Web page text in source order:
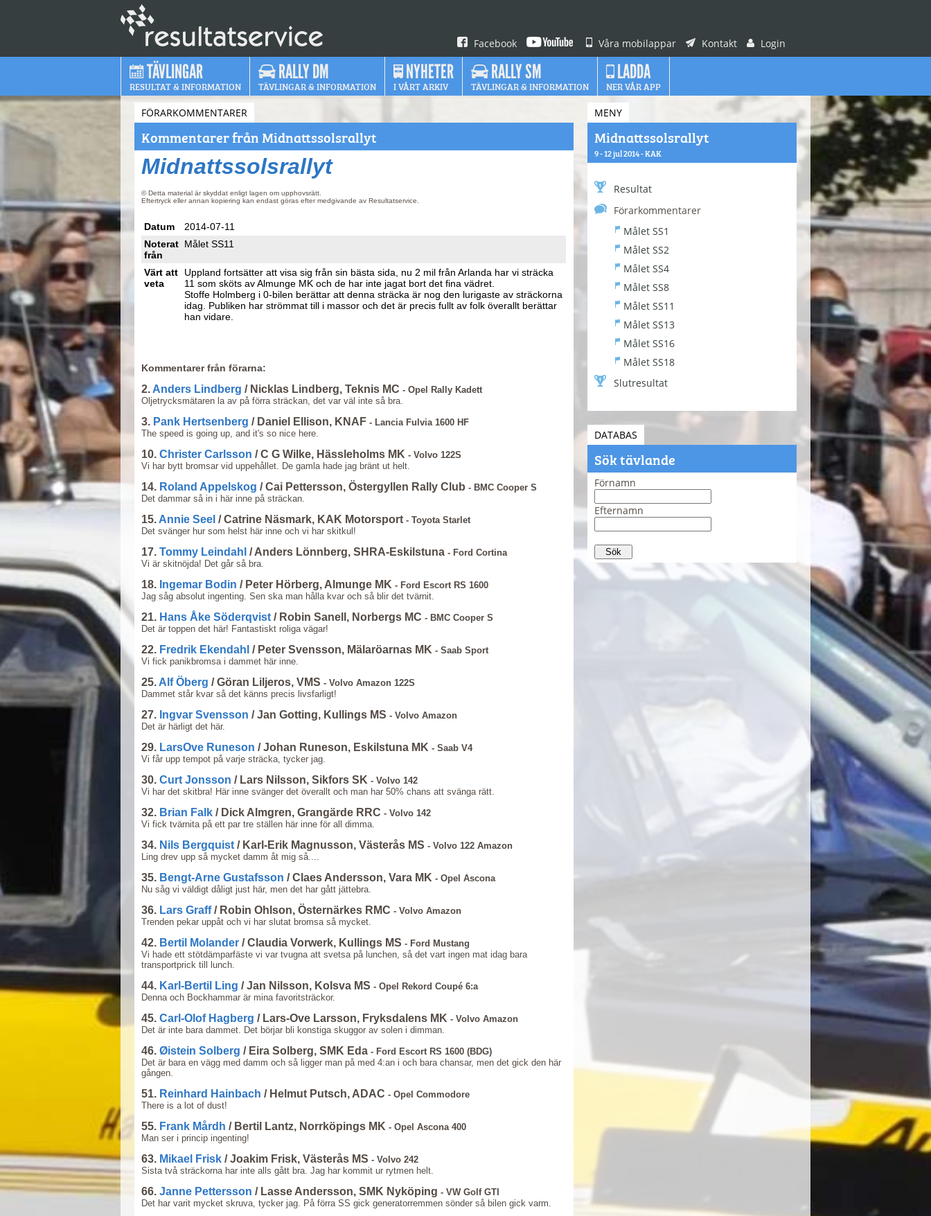
Facebook Våra mobilappar Kontakt Login
TÄVLINGAR
RESULTAT & INFORMATION
RALLY DM
TÄVLINGAR & INFORMATION
NYHETER
I VÅRT ARKIV
RALLY SM
TÄVLINGAR & INFORMATION
LADDA
NER VÅR APP
FÖRARKOMMENTARER
Kommentarer från Midnattssolsrallyt
Midnattssolsrallyt
© Detta material är skyddat enligt lagen om upphovsrätt.
Eftertryck eller annan kopiering kan endast göras efter medgivande av Resultatservice.
Datum
2014-07-11
Noterat
från
Målet SS11
Värt att
veta
Uppland fortsätter att visa sig från sin bästa sida, nu 2 mil från Arlanda har vi sträcka
11 som sköts av Almunge MK och de har inte jagat bort det fina vädret.
Stoffe Holmberg i 0-bilen berättar att denna sträcka är nog den lurigaste av sträckorna
idag. Publiken har strömmat till i massor och det är precis fullt av folk överallt berättar
han vidare.
Kommentarer från förarna:
2. Anders Lindberg / Nicklas Lindberg, Teknis MC - Opel Rally Kadett
Oljetrycksmätaren la av på förra sträckan, det var väl inte så bra.
3. Pank Hertsenberg / Daniel Ellison, KNAF - Lancia Fulvia 1600 HF
The speed is going up, and it's so nice here.
10. Christer Carlsson / C G Wilke, Hässleholms MK - Volvo 122S
Vi har bytt bromsar vid uppehållet. De gamla hade jag bränt ut helt.
14. Roland Appelskog / Cai Pettersson, Östergyllen Rally Club - BMC Cooper S
Det dammar så in i här inne på sträckan.
15. Annie Seel / Catrine Näsmark, KAK Motorsport - Toyota Starlet
Det svänger hur som helst här inne och vi har skitkul!
17. Tommy Leindahl / Anders Lönnberg, SHRA-Eskilstuna - Ford Cortina
Vi är skitnöjda! Det går så bra.
18. Ingemar Bodin / Peter Hörberg, Almunge MK - Ford Escort RS 1600
Jag såg absolut ingenting. Sen ska man hålla kvar och så blir det tvärnit.
21. Hans Åke Söderqvist / Robin Sanell, Norbergs MC - BMC Cooper S
Det är toppen det här! Fantastiskt roliga vägar!
22. Fredrik Ekendahl / Peter Svensson, Mälaröarnas MK - Saab Sport
Vi fick panikbromsa i dammet här inne.
25. Alf Öberg / Göran Liljeros, VMS - Volvo Amazon 122S
Dammet står kvar så det känns precis livsfarligt!
27. Ingvar Svensson / Jan Gotting, Kullings MS - Volvo Amazon
Det är härligt det här.
29. LarsOve Runeson / Johan Runeson, Eskilstuna MK - Saab V4
Vi får upp tempot på varje sträcka, tycker jag.
30. Curt Jonsson / Lars Nilsson, Sikfors SK - Volvo 142
Vi har det skitbra! Här inne svänger det överallt och man har 50% chans att svänga rätt.
32. Brian Falk / Dick Almgren, Grangärde RRC - Volvo 142
Vi fick tvärnita på ett par tre ställen här inne för all dimma.
34. Nils Bergquist / Karl-Erik Magnusson, Västerås MS - Volvo 122 Amazon
Ling drev upp så mycket damm åt mig så....
35. Bengt-Arne Gustafsson / Claes Andersson, Vara MK - Opel Ascona
Nu såg vi väldigt dåligt just här, men det har gått jättebra.
36. Lars Graff/ Robin Ohlson, Östernärkes RMC - Volvo Amazon
Trenden pekar uppåt och vi har slutat bromsa så mycket.
42. Bertil Molander / Claudia Vorwerk, Kullings MS - Ford Mustang
Vi hade ett stötdämparfäste vi var tvugna att svetsa på lunchen, så det vart ingen mat idag bara
transportprick till lunch.
44. Karl-Bertil Ling / Jan Nilsson, Kolsva MS - Opel Rekord Coupé 6:a
Denna och Bockhammar är mina favoritsträckor.
45. Carl-Olof Hagberg / Lars-Ove Larsson, Fryksdalens MK - Volvo Amazon
Det är inte bara dammet. Det börjar bli konstiga skuggor av solen i dimman.
46. Øistein Solberg / Eira Solberg, SMK Eda - Ford Escort RS 1600 (BDG)
Det är bara en vägg med damm och så ligger man på med 4:an i och bara chansar, men det gick den här
gången.
51. Reinhard Hainbach / Helmut Putsch, ADAC - Opel Commodore
There is a lot of dust!
55. Frank Mårdh / Bertil Lantz, Norrköpings MK - Opel Ascona 400
Man ser i princip ingenting!
63. Mikael Frisk / Joakim Frisk, Västerås MS - Volvo 242
Sista två sträckorna har inte alls gått bra. Jag har kommit ur rytmen helt.
66. Janne Pettersson / Lasse Andersson, SMK Nyköping - VW Golf GTI
Det har varit mycket skruva, tycker jag. På förra SS gick generatorremmen sönder så bilen gick varm.
MENY
Midnattssolsrallyt
9 - 12 jul 2014 - KAK
Resultat
Förarkommentarer
Målet SS1
Målet SS2
Målet SS4
Målet SS8
Målet SS11
Målet SS13
Målet SS16
Målet SS18
Slutresultat
DATABAS
Sök tävlande
Förnamn
Efternamn